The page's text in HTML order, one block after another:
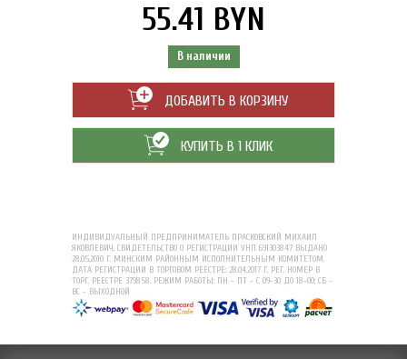
55.41 BYN
В наличии
ДОБАВИТЬ В КОРЗИНУ
КУПИТЬ В 1 КЛИК
ИНДИВИДУАЛЬНЫЙ ПРЕДПРИНИМАТЕЛЬ ПРАСКОВСКИЙ МИХАИЛ
ЯКОВЛЕВИЧ. СВИДЕТЕЛЬСТВО О РЕГИСТРАЦИИ УНП 691303847 ВЫДАНО
28.05.2010 Г. МИНСКИМ РАЙОННЫМ ИСПОЛНИТЕЛЬНЫМ КОМИТЕТОМ.
ДАТА РЕГИСТРАЦИИ В ТОРГОВОМ РЕЕСТРЕ: 28.04.2017 Г. РЕГ. НОМЕР В
ТОРГ. РЕЕСТРЕ 379858. РЕЖИМ РАБОТЫ: ПН - ПТ - С 09-30 ДО 18-00; СБ -
ВС - ВЫХОДНОЙ